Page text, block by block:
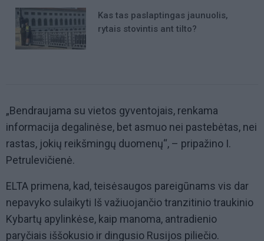
Kas tas paslaptingas jaunuolis,
rytais stovintis ant tilto?
„Bendraujama su vietos gyventojais, renkama
informacija degalinėse, bet asmuo nei pastebėtas, nei
rastas, jokių reikšmingų duomenų“, – pripažino I.
Petrulevičienė.
ELTA primena, kad, teisėsaugos pareigūnams vis dar
nepavyko sulaikyti Iš važiuojančio tranzitinio traukinio
Kybartų apylinkėse, kaip manoma, antradienio
paryčiais iššokusio ir dingusio Rusijos piliečio.